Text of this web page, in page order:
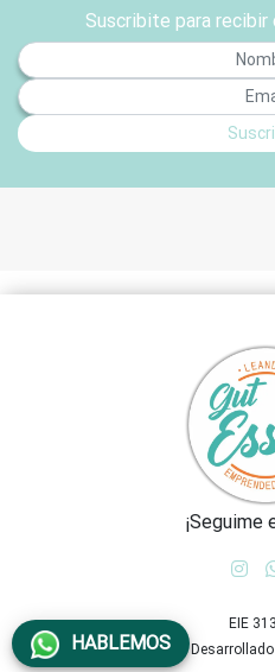
Suscribite para
¡Seguime
EIE
2026 gutessen -
HABLEMOS